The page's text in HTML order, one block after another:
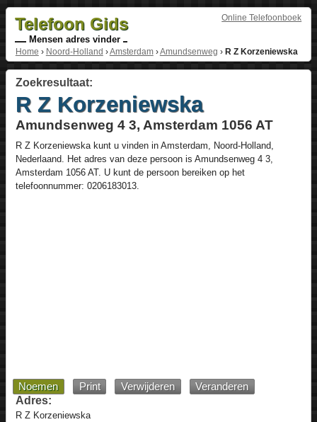
Online Telefoonboek
Telefoon Gids
Mensen adres vinder
Home › Noord-Holland ›Amsterdam›Amundsenweg › R Z Korzeniewska
Zoekresultaat:
R Z Korzeniewska
Amundsenweg 4 3, Amsterdam 1056 AT
R Z Korzeniewskakunt u vinden in Amsterdam Noord-Holland,
Nederlaand. Het adres van deze persoon is Amundsenweg 4 3,
Amsterdam 1056 AT. U kunt de persoon bereiken op het
telefoonnummer: 0206183013.
Noemen Print Verwijderen
Veranderen
Adres:
R Z Korzeniewska